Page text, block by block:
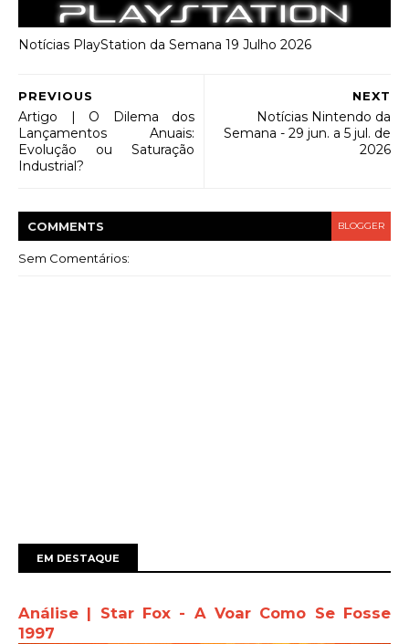
Notícias PlayStation da Semana 19 Julho 2026
NEXT
Notícias Nintendo da
Semana - 29 jun. a 5 jul. de
2026
PREVIOUS
Artigo | O Dilema dos
Lançamentos Anuais:
Evolução ou Saturação
Industrial?
COMMENTS BLOGGER
Sem Comentários:
EM DESTAQUE
Análise | Star Fox - A Voar Como Se Fosse
1997